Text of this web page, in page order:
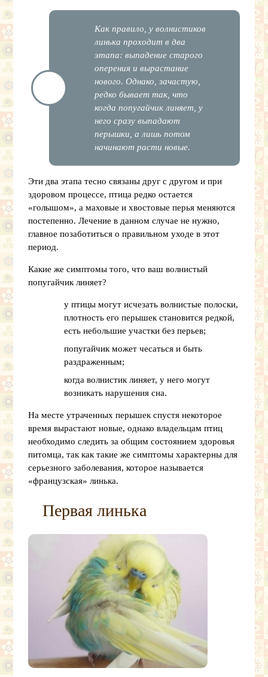
Как правило, у волнистиков
линька проходит в два
этапа: выпадение старого
оперения и вырастание
нового. Однако, зачастую,
редко бывает так, что
когда попугайчик линяет, у
него сразу выпадают
перышки, а лишь потом
начинают расти новые.
Эти два этапа тесно связаны друг с другом и при
здоровом процессе, птица редко остается
«голышом», а маховые и хвостовые перья меняются
постепенно. Лечение в данном случае не нужно,
главное позаботиться о правильном уходе в этот
период.
Какие же симптомы того, что ваш волнистый
попугайчик линяет?
у птицы могут исчезать волнистые полоски,
плотность его перышек становится редкой,
есть небольшие участки без перьев;
попугайчик может чесаться и быть
раздраженным;
когда волнистик линяет, у него могут
возникать нарушения сна.
На месте утраченных перышек спустя некоторое
время вырастают новые, однако владельцам птиц
необходимо следить за общим состоянием здоровья
питомца, так как такие же симптомы характерны для
серьезного заболевания, которое называется
«французская» линька.
Первая линька